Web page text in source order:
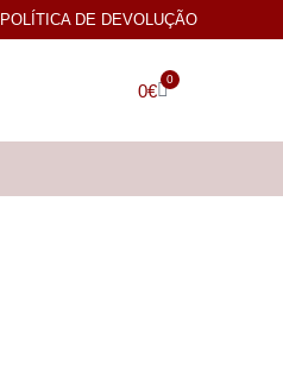
POLÍTICA DE DEVOLUÇÃO
0€
0